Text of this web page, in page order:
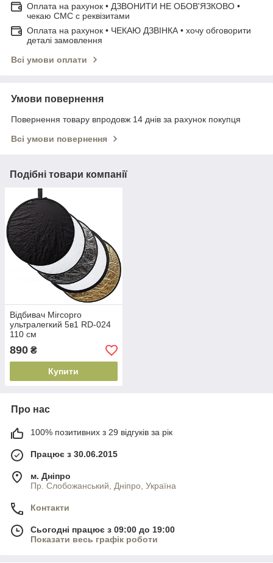
Оплата на рахунок • ДЗВОНИТИ НЕ ОБОВ'ЯЗКОВО •
чекаю СМС с реквізитами
Оплата на рахунок • ЧЕКАЮ ДЗВІНКА • хочу обговорити
деталі замовлення
Всі умови оплати
Умови повернення
Повернення товару впродовж 14 днів за рахунок покупця
Всі умови повернення
Подібні товари компанії
Відбивач Mircopro
ультралегкий 5в1 RD-024
110 см
890 ₴
Купити
Про нас
100% позитивних з 29 відгуків за рік
Працює з 30.06.2015
м. Дніпро
Пр. Слобожанський, Дніпро, Україна
Контакти
Сьогодні працює з 09:00 до 19:00
Показати весь графік роботи